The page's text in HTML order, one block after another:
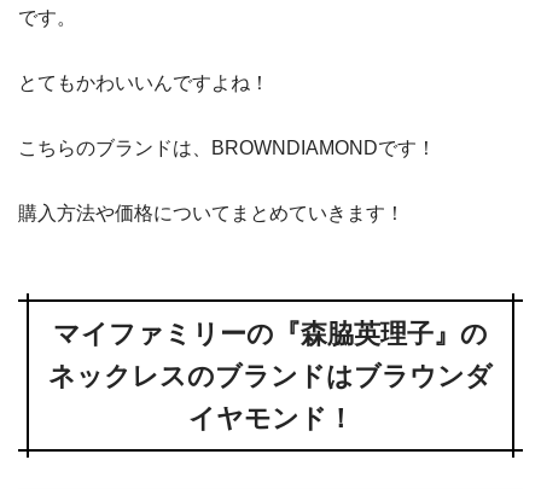
です。
とてもかわいいんですよね！
こちらのブランドは、BROWNDIAMONDです！
購入方法や価格についてまとめていきます！
マイファミリーの『森脇英理子』の
ネックレスのブランドはブラウンダ
イヤモンド！